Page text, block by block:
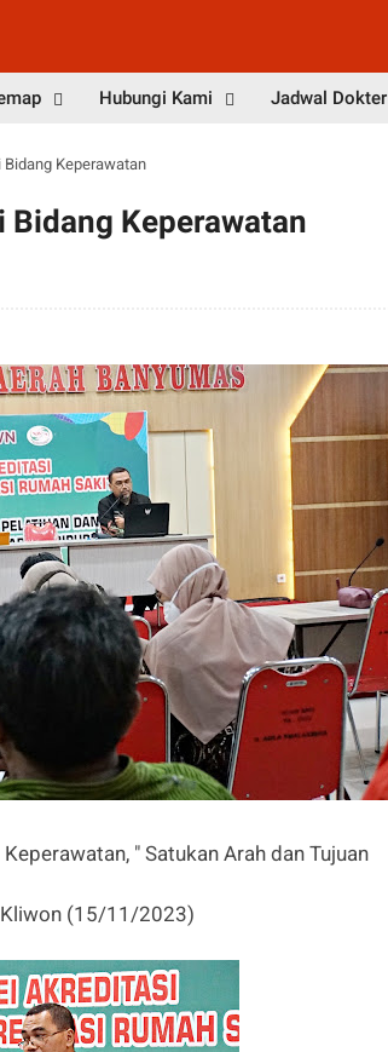
Hubungi Kami Jadwal Dokter
Keperawatan
Keperawatan
" Satukan Arah dan Tujuan
Kliwon (15/11/2023)